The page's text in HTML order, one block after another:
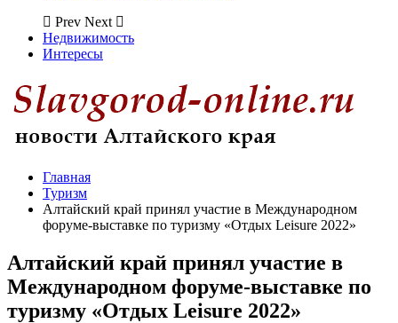
Prev Next
Недвижимость
Интересы
Главная
Туризм
Алтайский край принял участие в Международном
форуме-выставке по туризму «Отдых Leisure 2022»
Алтайский край принял участие в
Международном форуме-выставке по
туризму «Отдых Leisure 2022»